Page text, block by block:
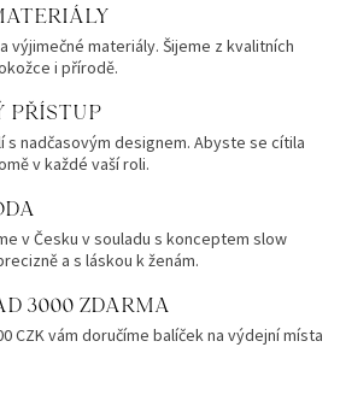
výjimečné materiály. Šijeme z kvalitních
i přírodě.
PŘÍSTUP
s nadčasovým designem. Abyste se cítila
v každé vaší roli.
v Česku v souladu s konceptem slow
a s láskou k ženám.
3000 ZDARMA
CZK vám doručíme balíček na výdejní místa